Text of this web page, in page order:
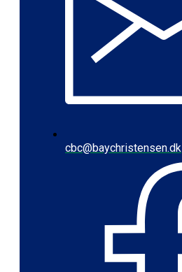
cbc@baychristensen.dk